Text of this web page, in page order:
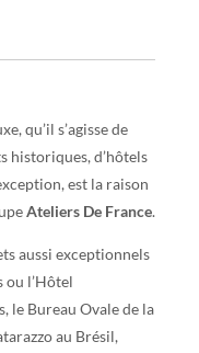
qu’il s’agisse de
historiques, d’hôtels
est la raison
Ateliers De France.
aussi exceptionnels
ou l’Hôtel
le Bureau Ovale de la
au Brésil,